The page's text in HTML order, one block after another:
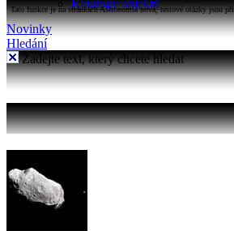
Katalogy objektů
Tato funkce je na stránkách Astronomia nová, testové otázky jsou
Novinky
Hledání
Zadejte text, který chcete hledat